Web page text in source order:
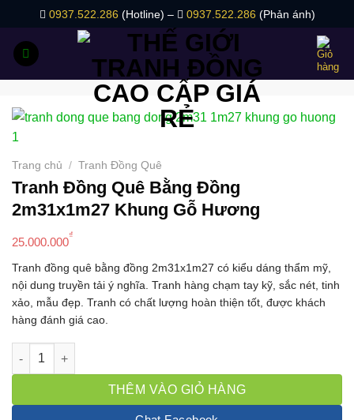
nội
dung
0937.522.286 (Hotline) – 0937.522.286 (Phản ánh)
Trang chủ / Tranh Đồng Quê
Tranh Đồng Quê Bằng Đồng
2m31x1m27 Khung Gỗ Hương
25.000.000
₫
Tranh đồng quê bằng đồng 2m31x1m27 có kiểu dáng thẩm mỹ,
nội dung truyền tải ý nghĩa. Tranh hàng chạm tay kỹ, sắc nét, tinh
xảo, mẫu đẹp. Tranh có chất lượng hoàn thiện tốt, được khách
hàng đánh giá cao.
Tranh Đồng Quê Bằng Đồng 2m31x1m27 Khung Gỗ Hương số
THÊM VÀO GIỎ HÀNG